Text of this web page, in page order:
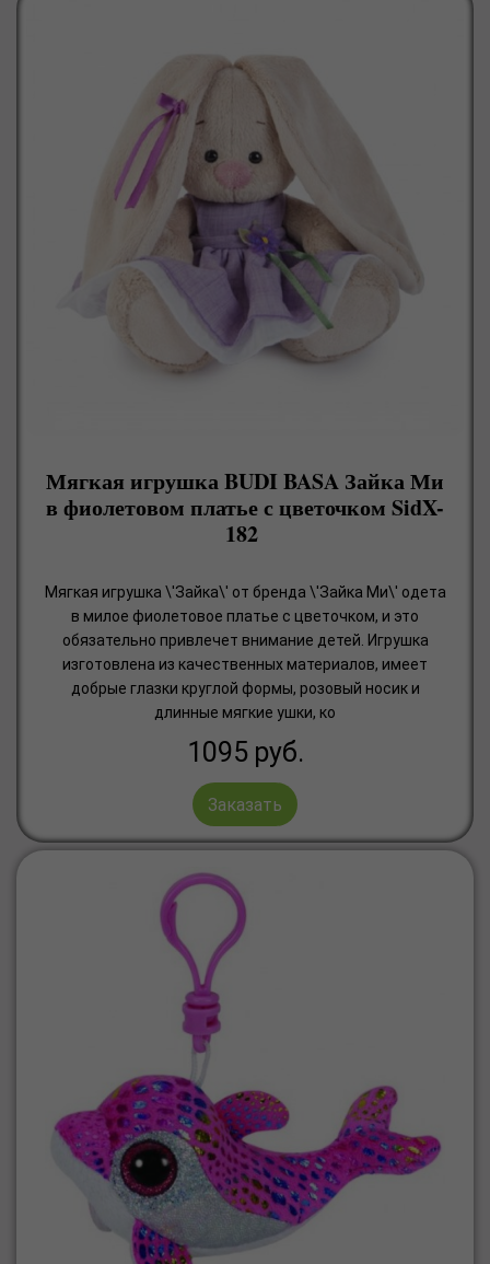
Мягкая игрушка BUDI BASA Зайка Ми
в фиолетовом платье с цветочком SidX-
182
Мягкая игрушка \'Зайка\' от бренда \'Зайка Ми\' одета
в милое фиолетовое платье с цветочком, и это
обязательно привлечет внимание детей. Игрушка
изготовлена из качественных материалов, имеет
добрые глазки круглой формы, розовый носик и
длинные мягкие ушки, ко
1095 руб.
Заказать